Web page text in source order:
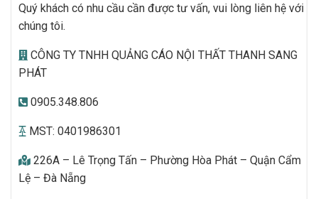
Quý khách có nhu cầu cần được tư vấn, vui lòng liên hệ với
chúng tôi.
CÔNG TY TNHH QUẢNG CÁO NỘI THẤT THANH SANG
PHÁT
0905.348.806
MST: 0401986301
226A – Lê Trọng Tấn – Phường Hòa Phát – Quận Cẩm
Lệ – Đà Nẵng